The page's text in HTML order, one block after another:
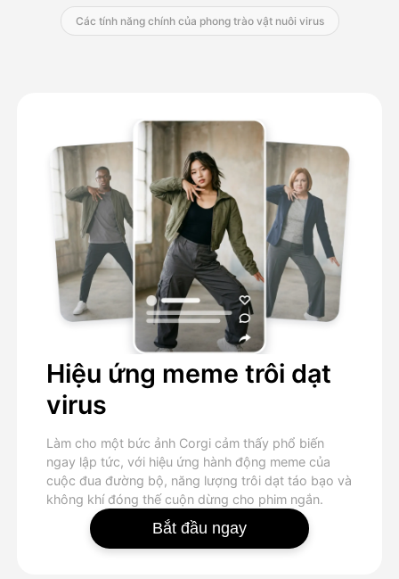
Các tính năng chính của phong trào vật nuôi virus
Hiệu ứng meme trôi dạt
virus
Làm cho một bức ảnh Corgi cảm thấy phổ biến
ngay lập tức, với hiệu ứng hành động meme của
cuộc đua đường bộ, năng lượng trôi dạt táo bạo và
không khí đóng thế cuộn dừng cho phim ngắn.
Bắt đầu ngay